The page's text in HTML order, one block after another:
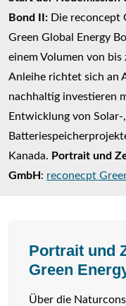
Bond II: Die reconcept
Green Global Energy
einem Volumen von
Anleihe richtet sich an
nachhaltig investieren
Entwicklung von
Kanada. Portrait und
GmbH: reconecpt
Portrait und
Green
Über die